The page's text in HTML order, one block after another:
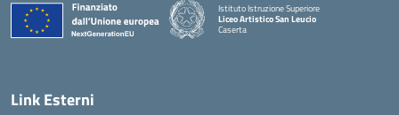
Istituto Istruzione Superiore
Liceo Artistico San Leucio
Caserta
Link Esterni